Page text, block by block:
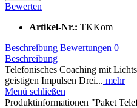
Bewerten
Artikel-Nr.: TKKom
Beschreibung Bewertungen 0
Beschreibung
Telefonisches Coaching mit
geistigen Impulsen Drei... mehr
Menü schließen
Produktinformationen "Paket